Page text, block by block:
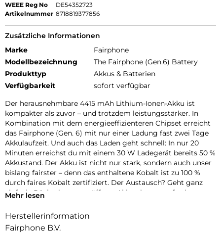
WEEE Reg No
DE54352723
Artikelnummer 8718819377856
Zusätzliche Informationen
Marke
Fairphone
Modellbezeichnung
The Fairphone (Gen.6) Battery
Produkttyp
Akkus & Batterien
Verfügbarkeit
sofort verfügbar
Der herausnehmbare 4415 mAh Lithium-Ionen-Akku ist
kompakter als zuvor – und trotzdem leistungsstärker. In
Kombination mit dem energieeffizienteren Chipset erreicht
das Fairphone (Gen. 6) mit nur einer Ladung fast zwei Tage
Akkulaufzeit. Und auch das Laden geht schnell: In nur 20
Minuten erreichst du mit einem 30 W Ladegerät bereits 50 %
Akkustand. Der Akku ist nicht nur stark, sondern auch unser
bislang fairster – denn das enthaltene Kobalt ist zu 100 %
durch faires Kobalt zertifiziert. Der Austausch? Geht ganz
einfach: Rückseite unten öffnen, Akku einsetzen, fertig.
Mehr lesen
Herstellerinformation
Fairphone B.V.